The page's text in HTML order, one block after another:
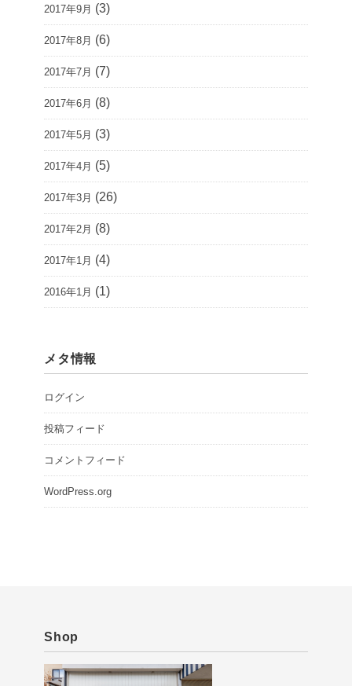
2017年9月 (3)
2017年8月 (6)
2017年7月 (7)
2017年6月 (8)
2017年5月 (3)
2017年4月 (5)
2017年3月 (26)
2017年2月 (8)
2017年1月 (4)
2016年1月 (1)
メタ情報
ログイン
投稿フィード
コメントフィード
WordPress.org
Shop